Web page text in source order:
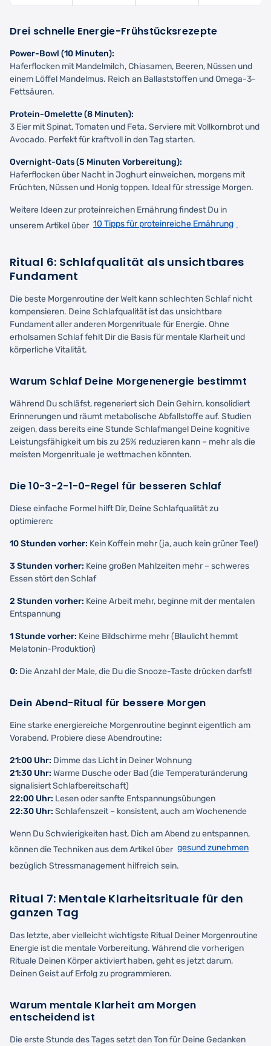
Drei schnelle Energie-Frühstücksrezepte
Power-Bowl (10 Minuten):
Haferflocken mit Mandelmilch, Chiasamen, Beeren, Nüssen und
einem Löffel Mandelmus. Reich an Ballaststoffen und Omega-3-
Fettsäuren.
Protein-Omelette (8 Minuten):
3 Eier mit Spinat, Tomaten und Feta. Serviere mit Vollkornbrot und
Avocado. Perfekt für kraftvoll in den Tag starten.
Overnight-Oats (5 Minuten Vorbereitung):
Haferflocken über Nacht in Joghurt einweichen, morgens mit
Früchten, Nüssen und Honig toppen. Ideal für stressige Morgen.
Weitere Ideen zur proteinreichen Ernährung findest Du in
unserem Artikel über 10 Tipps für proteinreiche Ernährung .
Ritual 6: Schlafqualität als unsichtbares
Fundament
Die beste Morgenroutine der Welt kann schlechten Schlaf nicht
kompensieren. Deine Schlafqualität ist das unsichtbare
Fundament aller anderen Morgenrituale für Energie. Ohne
erholsamen Schlaf fehlt Dir die Basis für mentale Klarheit und
körperliche Vitalität.
Warum Schlaf Deine Morgenenergie bestimmt
Während Du schläfst, regeneriert sich Dein Gehirn, konsolidiert
Erinnerungen und räumt metabolische Abfallstoffe auf. Studien
zeigen, dass bereits eine Stunde Schlafmangel Deine kognitive
Leistungsfähigkeit um bis zu 25% reduzieren kann – mehr als die
meisten Morgenrituale je wettmachen könnten.
Die 10-3-2-1-0-Regel für besseren Schlaf
Diese einfache Formel hilft Dir, Deine Schlafqualität zu
optimieren:
10 Stunden vorher: Kein Koffein mehr (ja, auch kein grüner Tee!)
3 Stunden vorher: Keine großen Mahlzeiten mehr – schweres
Essen stört den Schlaf
2 Stunden vorher: Keine Arbeit mehr, beginne mit der mentalen
Entspannung
1 Stunde vorher: Keine Bildschirme mehr (Blaulicht hemmt
Melatonin-Produktion)
0: Die Anzahl der Male, die Du die Snooze-Taste drücken darfst!
Dein Abend-Ritual für bessere Morgen
Eine starke energiereiche Morgenroutine beginnt eigentlich am
Vorabend. Probiere diese Abendroutine:
21:00 Uhr: Dimme das Licht in Deiner Wohnung
21:30 Uhr: Warme Dusche oder Bad (die Temperaturänderung
signalisiert Schlafbereitschaft)
22:00 Uhr: Lesen oder sanfte Entspannungsübungen
22:30 Uhr: Schlafenszeit – konsistent, auch am Wochenende
Wenn Du Schwierigkeiten hast, Dich am Abend zu entspannen,
können die Techniken aus dem Artikel über gesund zunehmen
bezüglich Stressmanagement hilfreich sein.
Ritual 7: Mentale Klarheitsrituale für den
ganzen Tag
Das letzte, aber vielleicht wichtigste Ritual Deiner Morgenroutine
Energie ist die mentale Vorbereitung. Während die vorherigen
Rituale Deinen Körper aktiviert haben, geht es jetzt darum,
Deinen Geist auf Erfolg zu programmieren.
Warum mentale Klarheit am Morgen
entscheidend ist
Die erste Stunde des Tages setzt den Ton für Deine Gedanken